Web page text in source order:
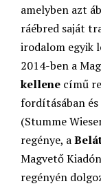
amelyben azt
ráébred saját
irodalom egyik
2014-ben a
kellene című
fordításában és
(Stumme
regénye, a
Magvető
regényén